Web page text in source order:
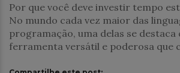
Por que você deve investir tempo
No mundo cada vez maior das
programação, uma delas se destaca
ferramenta versátil e poderosa que